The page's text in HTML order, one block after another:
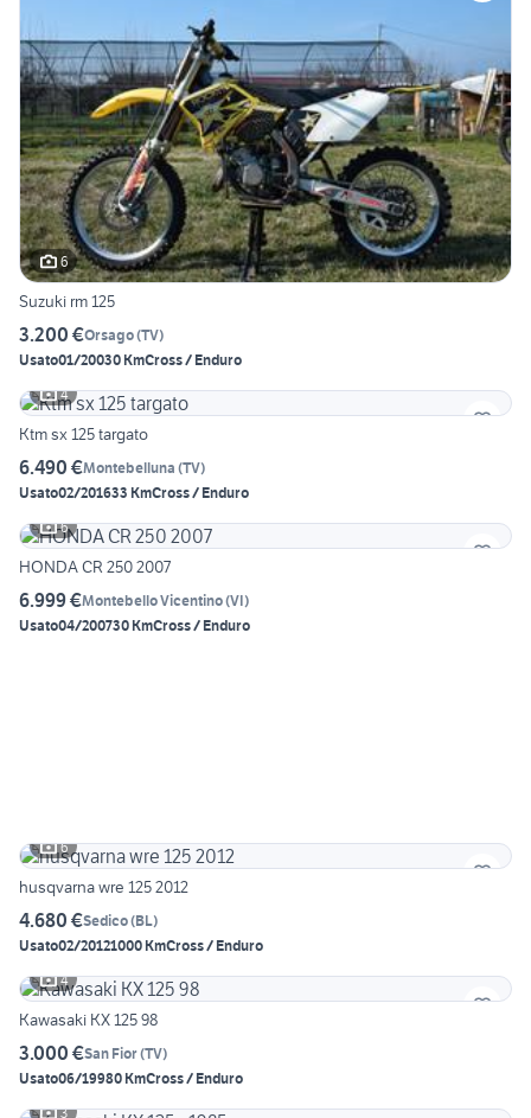
6
Suzuki rm 125
3.200 €Orsago(TV)
Usato01/20030 KmCross / Enduro
4
Ktm sx 125 targato
6.490 €Montebelluna (TV)
Usato02/201633 KmCross / Enduro
6
HONDA CR 250 2007
6.999 €Montebello Vicentino(VI)
Usato04/200730 KmCross / Enduro
6
husqvarna wre 125 2012
4.680 €Sedico(BL)
Usato02/20121000 KmCross / Enduro
4
Kawasaki KX 125 98
3.000 €San Fior(TV)
Usato06/19980 KmCross / Enduro
3